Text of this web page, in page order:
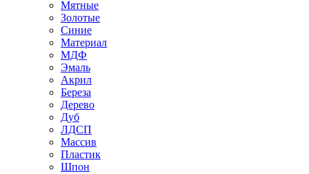
Мятные
Золотые
Синие
Материал
МДФ
Эмаль
Акрил
Береза
Дерево
Дуб
ЛДСП
Массив
Пластик
Шпон